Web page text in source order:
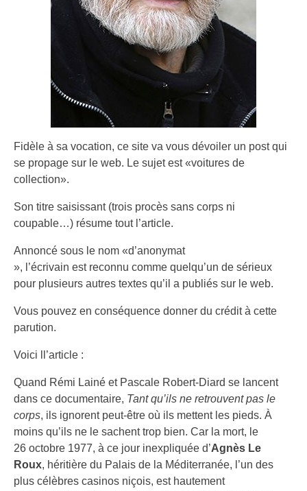
Fidèle à sa vocation, ce site va vous dévoiler un post qui
se propage sur le web. Le sujet est «voitures de
collection».
Son titre saisissant (trois procès sans corps ni
coupable…) résume tout l’article.
Annoncé sous le nom «d’anonymat
», l’écrivain est reconnu comme quelqu’un de sérieux
pour plusieurs autres textes qu’il a publiés sur le web.
Vous pouvez en conséquence donner du crédit à cette
parution.
Voici ll’article :
Quand Rémi Lainé et Pascale Robert-Diard se lancent
dans ce documentaire, Tant qu’ils ne retrouvent pas le
corps, ils ignorent peut-être où ils mettent les pieds. À
moins qu’ils ne le sachent trop bien. Car la mort, le
26 octobre 1977, à ce jour inexpliquée d’Agnès Le
Roux, héritière du Palais de la Méditerranée, l’un des
plus célèbres casinos niçois, est hautement